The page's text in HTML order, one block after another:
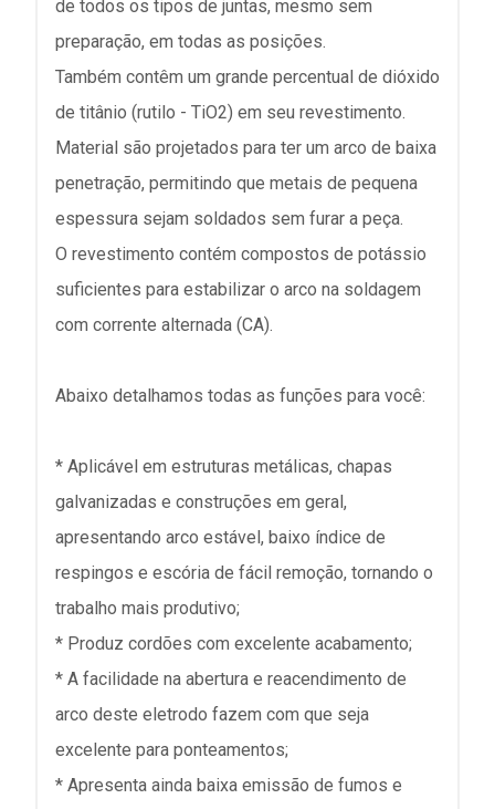
de todos os tipos de juntas, mesmo sem
preparação, em todas as posições.
Também contêm um grande percentual de dióxido
de titânio (rutilo - TiO2) em seu revestimento.
Material são projetados para ter um arco de baixa
penetração, permitindo que metais de pequena
espessura sejam soldados sem furar a peça.
O revestimento contém compostos de potássio
suficientes para estabilizar o arco na soldagem
com corrente alternada (CA).
Abaixo detalhamos todas as funções para você:
* Aplicável em estruturas metálicas, chapas
galvanizadas e construções em geral,
apresentando arco estável, baixo índice de
respingos e escória de fácil remoção, tornando o
trabalho mais produtivo;
* Produz cordões com excelente acabamento;
* A facilidade na abertura e reacendimento de
arco deste eletrodo fazem com que seja
excelente para ponteamentos;
* Apresenta ainda baixa emissão de fumos e